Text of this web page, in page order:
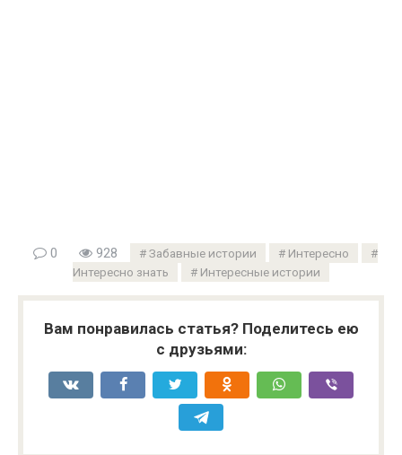
0 928 Забавные истории
Интересно
Интересно знать
Интересные истории
Вам понравилась статья? Поделитесь ею
с друзьями: